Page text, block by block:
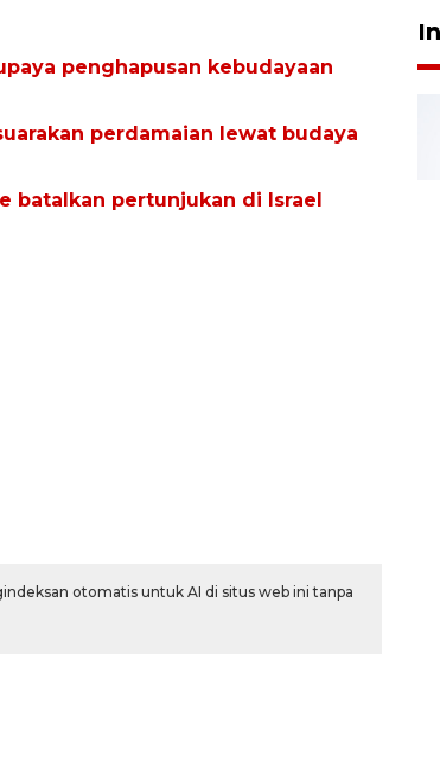
penghapusan kebudayaan
perdamaian lewat budaya
batalkan pertunjukan di Israel
otomatis untuk AI di situs web ini tanpa